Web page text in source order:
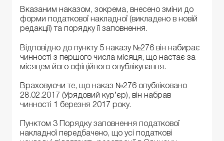
Вказаним наказом, зокрема, внесено зміни до
форми податкової накладної (викладено в новій
редакції) та порядку її заповнення.
Відповідно до пункту 5 наказу №276 він набирає
чинності з першого числа місяця, що настає за
місяцем його офіційного опублікування.
Враховуючи те, що наказ №276 опубліковано
28.02.2017 (Урядовий кур’єр), він набрав
чинності 1 березня 2017 року.
Пунктом 3 Порядку заповнення податкової
накладної передбачено, що усі податкові